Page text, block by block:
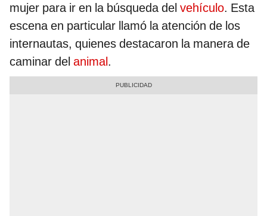
mujer para ir en la búsqueda del vehículo. Esta
escena en particular llamó la atención de los
internautas, quienes destacaron la manera de
caminar del animal.